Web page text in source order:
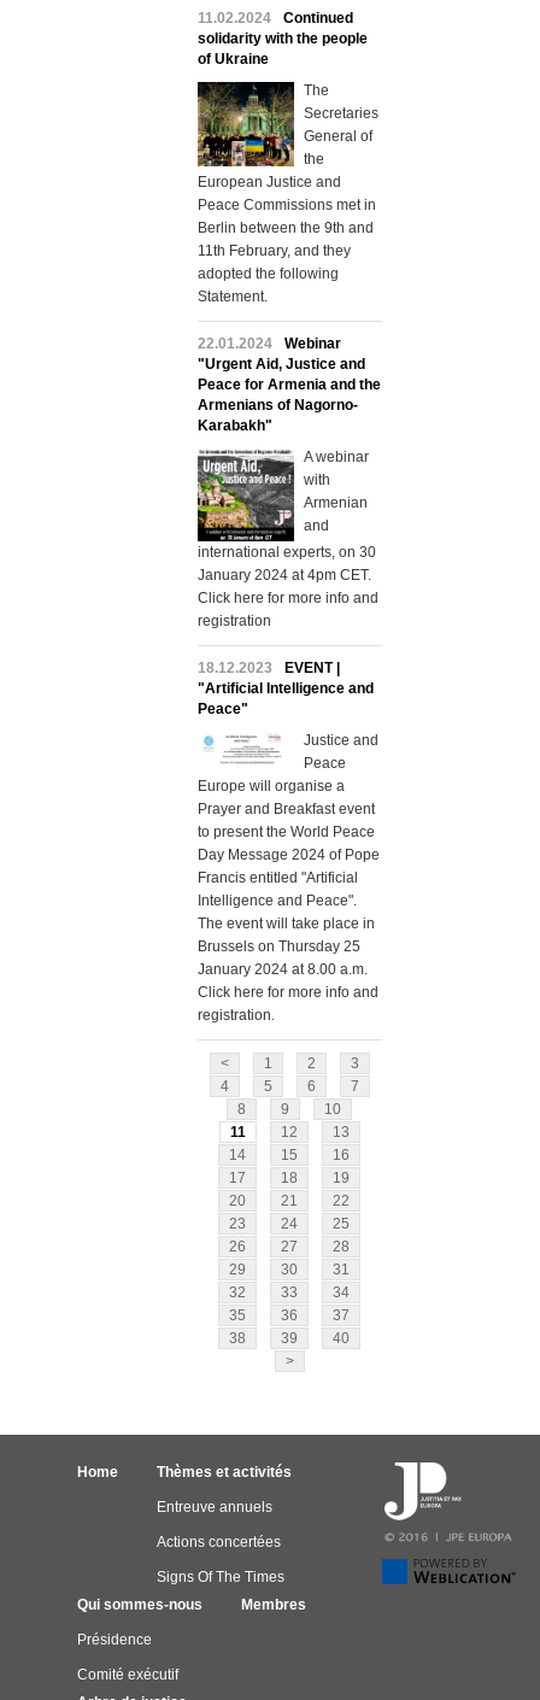
11.02.2024
Continued
solidarity with the people
of Ukraine
The
Secretaries
General of
the
European Justice and
Peace Commissions met in
Berlin between the 9th and
11th February, and they
adopted the following
Statement.
22.01.2024
Webinar
"Urgent Aid, Justice and
Peace for Armenia and the
Armenians of Nagorno-
Karabakh"
A webinar
with
Armenian
and
international experts, on 30
January 2024 at 4pm CET.
Click here for more info and
registration
18.12.2023
EVENT |
"Artificial Intelligence and
Peace"
Justice and
Peace
Europe will organise a
Prayer and Breakfast event
to present the World Peace
Day Message 2024 of Pope
Francis entitled "Artificial
Intelligence and Peace".
The event will take place in
Brussels on Thursday 25
January 2024 at 8.00 a.m.
Click here for more info and
registration.
< 1 2
3
4
5 6
7
8
9
10
11
12
13
14
15
16
17
18
19
20
21
22
23
24
25
26
27
28
29
30
31
32
33
34
35
36
37
38
39
40
>
Home Thèmes et activités
Entreuve annuels
Actions concertées
Signs Of The Times
Qui sommes-nous
Présidence
Comité exécutif
Membres